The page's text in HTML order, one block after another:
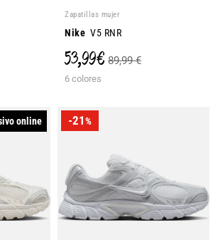
Zapatillas mujer
Nike V5 RNR
53,99 € 89,99 €
6 colores
online -21%